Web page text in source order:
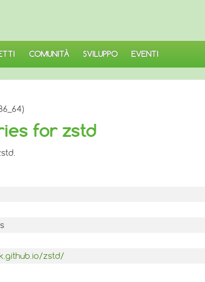
COMUNITÀ SVILUPPO EVENTI
for zstd
zstd/